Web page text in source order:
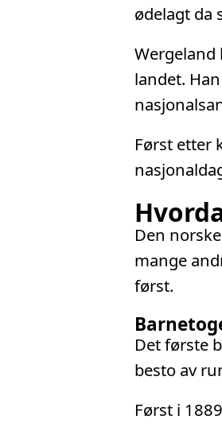
ødelagt da
Wergeland
landet.
Først etter
Den
mange
først.
Det første
besto av
Først i